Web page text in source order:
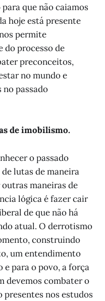
que não caiamos
hoje está presente
permite
do processo de
preconceitos,
no mundo e
no passado
de imobilismo.
o passado
lutas de maneira
maneiras de
lógica é fazer cair
de que não há
atual. O derrotismo
construindo
um entendimento
e para o povo, a força
devemos combater o
nos estudos